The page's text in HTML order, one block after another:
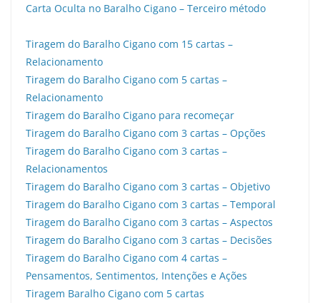
Carta Oculta no Baralho Cigano – Terceiro método
Tiragem do Baralho Cigano com 15 cartas –
Relacionamento
Tiragem do Baralho Cigano com 5 cartas –
Relacionamento
Tiragem do Baralho Cigano para recomeçar
Tiragem do Baralho Cigano com 3 cartas – Opções
Tiragem do Baralho Cigano com 3 cartas –
Relacionamentos
Tiragem do Baralho Cigano com 3 cartas – Objetivo
Tiragem do Baralho Cigano com 3 cartas – Temporal
Tiragem do Baralho Cigano com 3 cartas – Aspectos
Tiragem do Baralho Cigano com 3 cartas – Decisões
Tiragem do Baralho Cigano com 4 cartas –
Pensamentos, Sentimentos, Intenções e Ações
Tiragem Baralho Cigano com 5 cartas